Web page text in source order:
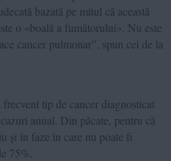
bazată pe mitul că această
o «boală a fumătorului». Nu este
cancer pulmonar”, spun cei de la
tip de cancer diagnosticat
anual. Din păcate, pentru că
și în faze în care nu poate fi
75%.